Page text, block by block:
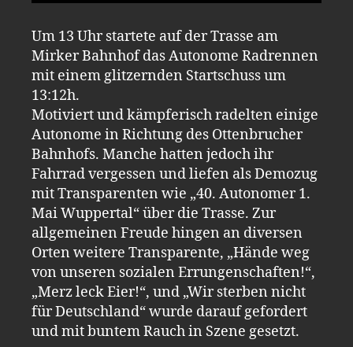
Um 13 Uhr startete auf der Trasse am
Mirker Bahnhof das Autonome Radrennen
mit einem glitzernden Startschuss um
13:12h.
Motiviert und kämpferisch radelten einige
Autonome in Richtung des Ottenbrucher
Bahnhofs. Manche hatten jedoch ihr
Fahrrad vergessen und liefen als Demozug
mit Transparenten wie „40. Autonomer 1.
Mai Wuppertal“ über die Trasse. Zur
allgemeinen Freude hingen an diversen
Orten weitere Transparente, „Hände weg
von unseren sozialen Errungenschaften!“,
„Merz leck Eier!“, und „Wir sterben nicht
für Deutschland“ wurde darauf gefordert
und mit buntem Rauch in Szene gesetzt.